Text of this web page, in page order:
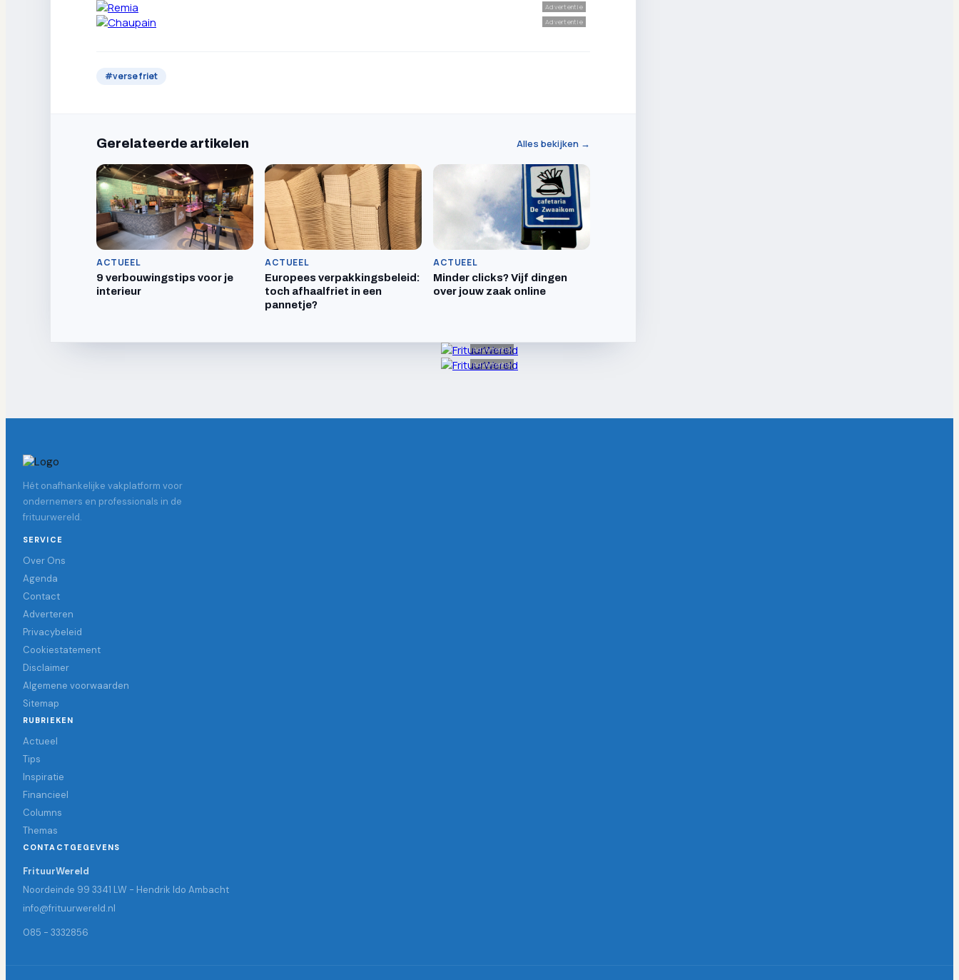
Advertentie
Advertentie
#verse friet
Gerelateerde artikelen Alles bekijken →
ACTUEEL
9 verbouwingstips voor je
interieur
ACTUEEL
Europees verpakkingsbeleid:
toch afhaalfriet in een
pannetje?
ACTUEEL
Minder clicks? Vijf dingen
over jouw zaak online
Advertentie
Advertentie
Hét onafhankelijke vakplatform voor
ondernemers en professionals in de
frituurwereld.
SERVICE
Over Ons
Agenda
Contact
Adverteren
Privacybeleid
Cookiestatement
Disclaimer
Algemene voorwaarden
Sitemap
RUBRIEKEN
Actueel
Tips
Inspiratie
Financieel
Columns
Themas
CONTACTGEGEVENS
FrituurWereld
Noordeinde 99 3341 LW - Hendrik Ido Ambacht
info@frituurwereld.nl
085 - 3332856